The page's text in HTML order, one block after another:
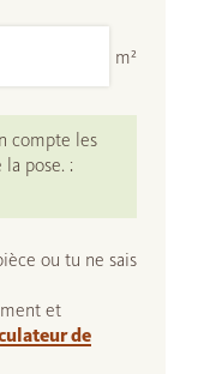
m²
compte les
pose. :
ou tu ne sais
et
de